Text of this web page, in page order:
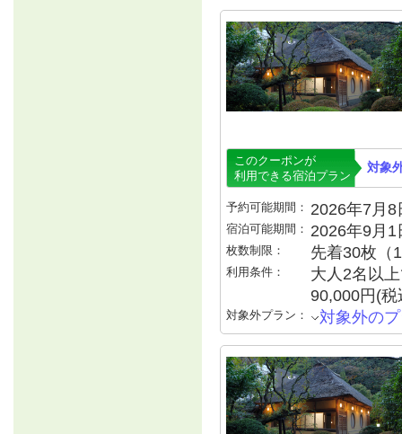
このクーポンが
利用できる宿泊プラン
対象
予約可能期間： 2026年7月
宿泊可能期間： 2026年9月
枚数制限： 先着30枚（
利用条件：
大人2名以
90,000円(
対象外プラン： 対象外の